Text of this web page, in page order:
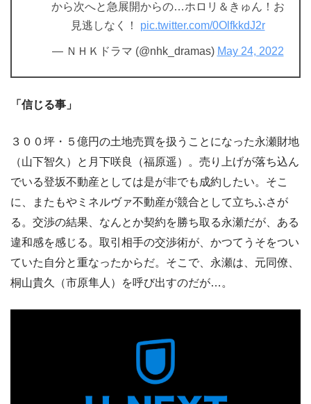
から次へと急展開からの…ホロリ＆きゅん！お
見逃しなく！ pic.twitter.com/0OlfkkdJ2r
— ＮＨＫドラマ (@nhk_dramas) May 24, 2022
「信じる事」
３００坪・５億円の土地売買を扱うことになった永瀬財地
（山下智久）と月下咲良（福原遥）。売り上げが落ち込ん
でいる登坂不動産としては是が非でも成約したい。そこ
に、またもやミネルヴァ不動産が競合として立ちふさが
る。交渉の結果、なんとか契約を勝ち取る永瀬だが、ある
違和感を感じる。取引相手の交渉術が、かつてうそをつい
ていた自分と重なったからだ。そこで、永瀬は、元同僚、
桐山貴久（市原隼人）を呼び出すのだが…。